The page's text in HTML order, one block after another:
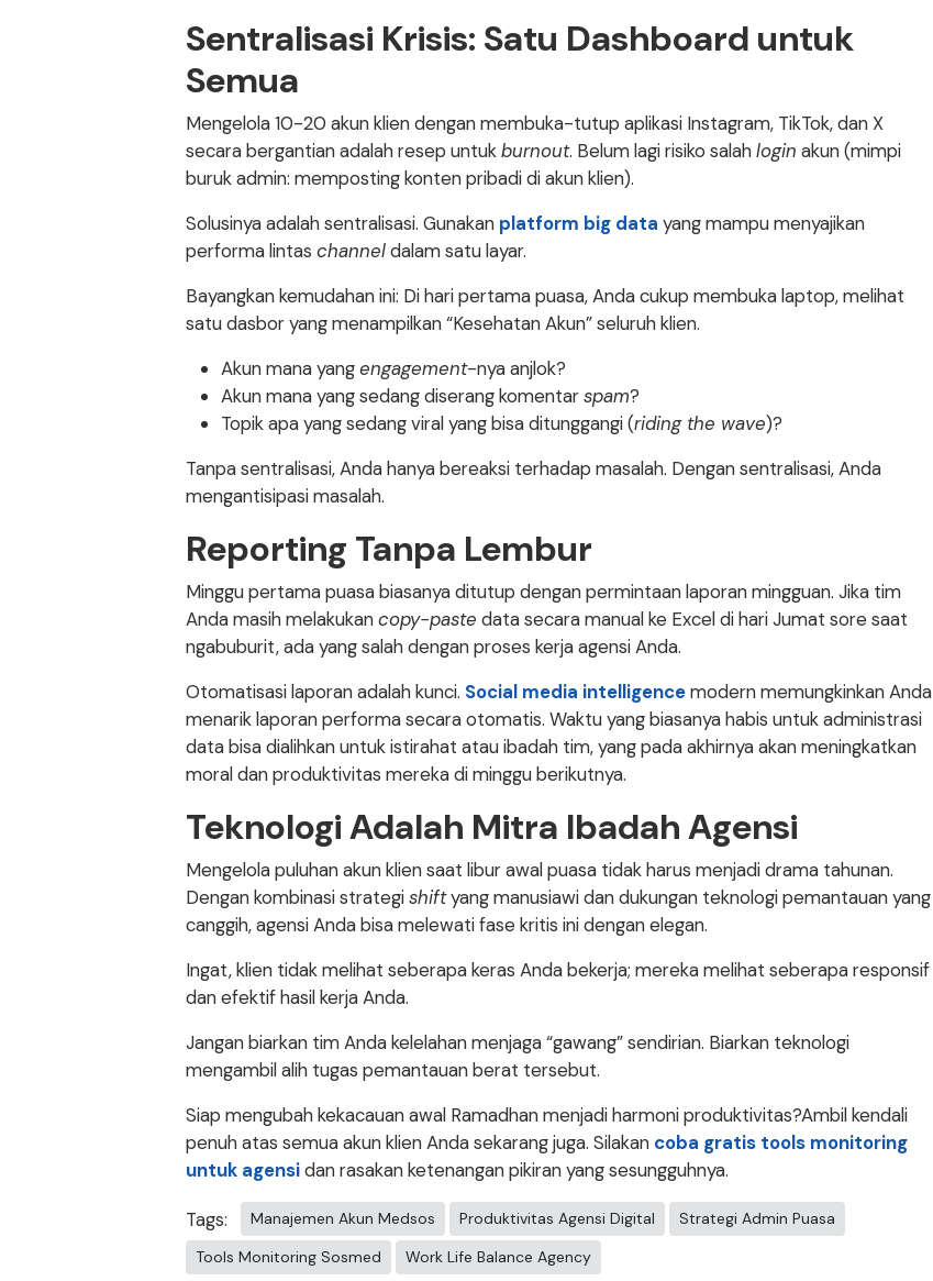
Sentralisasi Krisis: Satu Dashboard untuk
Semua
Mengelola 10-20 akun klien dengan membuka-tutup aplikasi Instagram, TikTok, dan X
secara bergantian adalah resep untukburnout. Belum lagi risiko salahlogin akun (mimpi
buruk admin: memposting konten pribadi di akun klien).
Solusinya adalah sentralisasi. Gunakan platform big data yang mampu menyajikan
performa lintaschanneldalam satu layar.
Bayangkan kemudahan ini: Di hari pertama puasa, Anda cukup membuka laptop, melihat
satu dasbor yang menampilkan “Kesehatan Akun” seluruh klien.
Akun mana yangengagement-nya anjlok?
Akun mana yang sedang diserang komentarspam?
Topik apa yang sedang viral yang bisa ditunggangi (riding the wave)?
Tanpa sentralisasi, Anda hanya bereaksi terhadap masalah. Dengan sentralisasi, Anda
mengantisipasi masalah.
Reporting Tanpa Lembur
Minggu pertama puasa biasanya ditutup dengan permintaan laporan mingguan. Jika tim
Anda masih melakukancopy-paste data secara manual ke Excel di hari Jumat sore saat
ngabuburit, ada yang salah dengan proses kerja agensi Anda.
Otomatisasi laporan adalah kunci. Social media intelligencemodern memungkinkan Anda
menarik laporan performa secara otomatis. Waktu yang biasanya habis untuk administrasi
data bisa dialihkan untuk istirahat atau ibadah tim, yang pada akhirnya akan meningkatkan
moral dan produktivitas mereka di minggu berikutnya.
Teknologi Adalah Mitra Ibadah Agensi
Mengelola puluhan akun klien saat libur awal puasa tidak harus menjadi drama tahunan.
Dengan kombinasi strategishiftyang manusiawi dan dukungan teknologi pemantauan yang
canggih, agensi Anda bisa melewati fase kritis ini dengan elegan.
Ingat, klien tidak melihat seberapa keras Anda bekerja; mereka melihat seberapa responsif
dan efektif hasil kerja Anda.
Jangan biarkan tim Anda kelelahan menjaga “gawang” sendirian. Biarkan teknologi
mengambil alih tugas pemantauan berat tersebut.
Siap mengubah kekacauan awal Ramadhan menjadi harmoni produktivitas?Ambil kendali
penuh atas semua akun klien Anda sekarang juga. Silakan coba gratis tools monitoring
untuk agensidan rasakan ketenangan pikiran yang sesungguhnya.
Tags: Manajemen Akun Medsos Produktivitas Agensi Digital
Strategi Admin Puasa
Tools Monitoring Sosmed
Work Life Balance Agency